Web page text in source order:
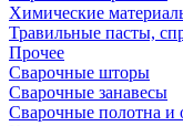
Химические
Травильные пасты,
Прочее
Сварочные шторы
Сварочные занавесы
Сварочные полотна и